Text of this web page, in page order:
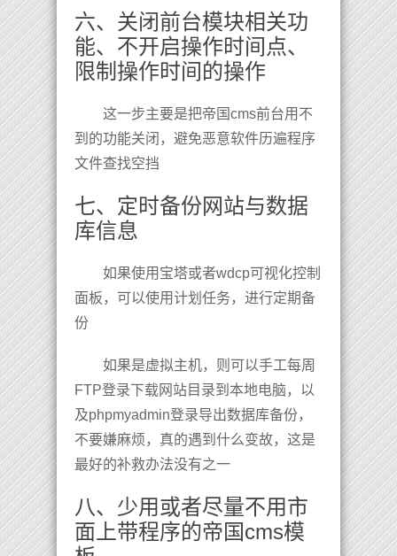
六、关闭前台模块相关功
能、不开启操作时间点、
限制操作时间的操作
这一步主要是把帝国cms前台用不
到的功能关闭，避免恶意软件历遍程序
文件查找空挡
七、定时备份网站与数据
库信息
如果使用宝塔或者wdcp可视化控制
面板，可以使用计划任务，进行定期备
份
如果是虚拟主机，则可以手工每周
FTP登录下载网站目录到本地电脑，以
及phpmyadmin登录导出数据库备份，
不要嫌麻烦，真的遇到什么变故，这是
最好的补救办法没有之一
八、少用或者尽量不用市
面上带程序的帝国cms模